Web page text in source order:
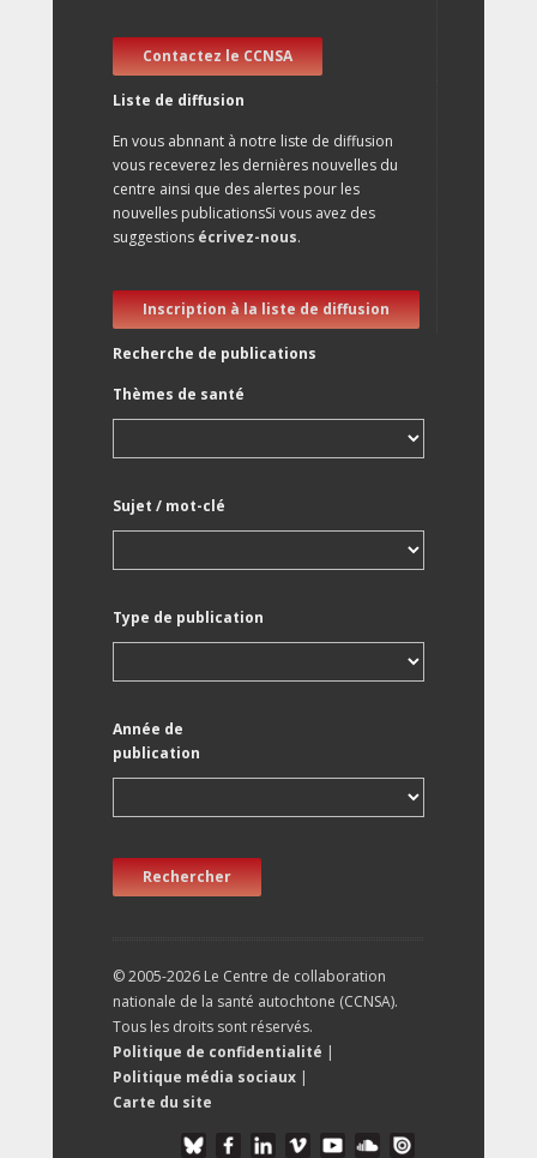
Contactez le CCNSA
Liste de diffusion
En vous abnnant à notre liste de diffusion
vous receverez les dernières nouvelles du
centre ainsi que des alertes pour les
nouvelles publicationsSi vous avez des
suggestions écrivez-nous.
Inscription à la liste de diffusion
Recherche de publications
Thèmes de santé
Sujet / mot-clé
Type de publication
Année de
publication
Rechercher
© 2005-2026 Le Centre de collaboration
nationale de la santé autochtone (CCNSA).
Tous les droits sont réservés.
Politique de confidentialité |
Politique média sociaux |
Carte du site